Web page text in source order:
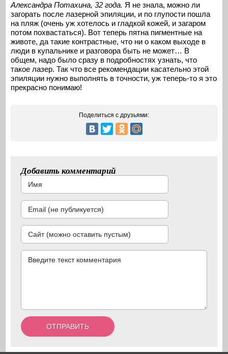
Александра Потахина, 32 года. Я не знала, можно ли
загорать после лазерной эпиляции, и по глупости пошла
на пляж (очень уж хотелось и гладкой кожей, и загаром
потом похвастаться). Вот теперь пятна пигментные на
животе, да такие контрастные, что ни о каком выходе в
люди в купальнике и разговора быть не может… В
общем, надо было сразу в подробностях узнать, что
такое лазер. Так что все рекомендации касательно этой
эпиляции нужно выполнять в точности, уж теперь-то я это
прекрасно понимаю!
Поделиться с друзьями:
Добавить комментарий